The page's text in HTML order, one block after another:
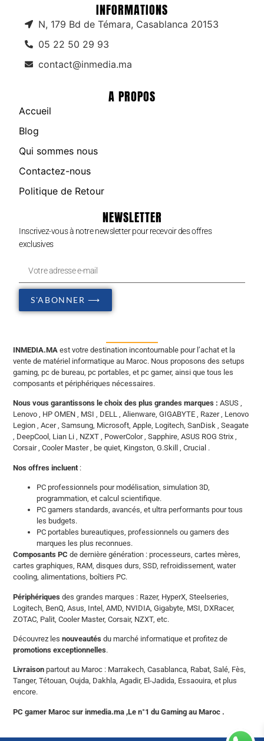
INFORMATIONS
N, 179 Bd de Témara, Casablanca 20153
05 22 50 29 93
contact@inmedia.ma
A PROPOS
Accueil
Blog
Qui sommes nous
Contactez-nous
Politique de Retour
NEWSLETTER
Inscrivez-vous à notre newsletter pour recevoir des offres
exclusives
S'ABONNER ⟶
INMEDIA.MA est votre destination incontournable pour l’achat et la
vente de matériel informatique au Maroc. Nous proposons des setups
gaming, pc de bureau, pc portables, et pc gamer, ainsi que tous les
composants et périphériques nécessaires.
Nous vous garantissons le choix des plus grandes marques : ASUS ,
Lenovo , HP OMEN , MSI , DELL , Alienware, GIGABYTE , Razer , Lenovo
Legion , Acer , Samsung, Microsoft, Apple, Logitech, SanDisk , Seagate
, DeepCool, Lian Li , NZXT , PowerColor , Sapphire, ASUS ROG Strix ,
Corsair , Cooler Master , be quiet, Kingston, G.Skill , Crucial .
Nos offres incluent :
PC professionnels pour modélisation, simulation 3D,
programmation, et calcul scientifique.
PC gamers standards, avancés, et ultra performants pour tous
les budgets.
PC portables bureautiques, professionnels ou gamers des
marques les plus reconnues.
Composants PC de dernière génération : processeurs, cartes mères,
cartes graphiques, RAM, disques durs, SSD, refroidissement, water
cooling, alimentations, boîtiers PC.
Périphériques des grandes marques : Razer, HyperX, Steelseries,
Logitech, BenQ, Asus, Intel, AMD, NVIDIA, Gigabyte, MSI, DXRacer,
ZOTAC, Palit, Cooler Master, Corsair, NZXT, etc.
Découvrez lesnouveautés du marché informatique et profitez de
promotions exceptionnelles.
Livraison partout au Maroc : Marrakech, Casablanca, Rabat, Salé, Fès,
Tanger, Tétouan, Oujda, Dakhla, Agadir, El-Jadida, Essaouira, et plus
encore.
PC gamer Maroc sur inmedia.ma ,Le n°1 du Gaming au Maroc .